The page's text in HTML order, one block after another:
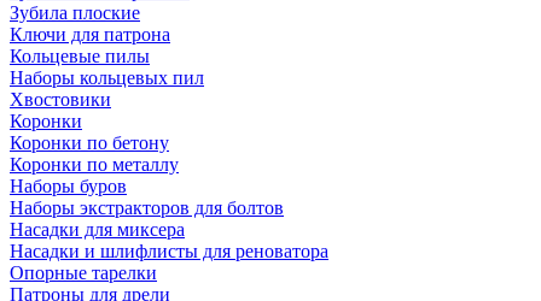
Зубила плоские
Ключи для патрона
Кольцевые пилы
Наборы кольцевых пил
Хвостовики
Коронки
Коронки по бетону
Коронки по металлу
Наборы буров
Наборы экстракторов для болтов
Насадки для миксера
Насадки и шлифлисты для реноватора
Опорные тарелки
Патроны для дрели